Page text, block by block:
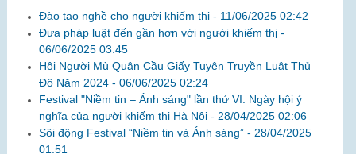
Đào tạo nghề cho người khiếm thị - 11/06/2025 02:42
Đưa pháp luật đến gần hơn với người khiếm thị -
06/06/2025 03:45
Hội Người Mù Quận Cầu Giấy Tuyên Truyền Luật Thủ
Đô Năm 2024 - 06/06/2025 02:24
Festival "Niềm tin – Ánh sáng" lần thứ VI: Ngày hội ý
nghĩa của người khiếm thị Hà Nội - 28/04/2025 02:06
Sôi động Festival “Niềm tin và Ánh sáng” - 28/04/2025
01:51